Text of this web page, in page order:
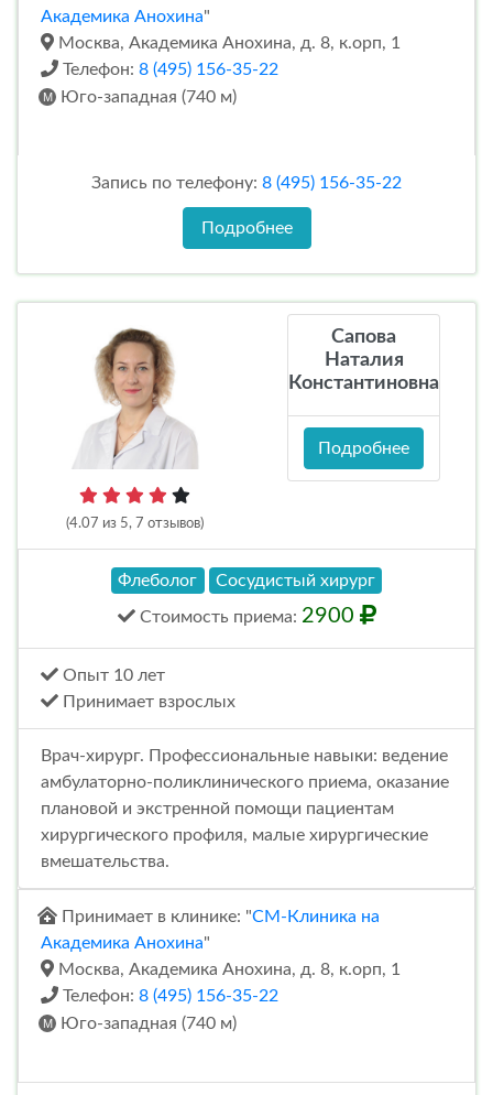
Академика Анохина"
Москва, Академика Анохина, д. 8, к.орп, 1
Телефон: 8 (495) 156-35-22
Юго-западная (740 м)
Запись по телефону: 8 (495) 156-35-22
Подробнее
(4.07 из 5, 7 отзывов)
Сапова
Наталия
Константиновна
Подробнее
Флеболог Сосудистый хирург
Стоимость приема: 2900
Опыт 10 лет
Принимает взрослых
Врач-хирург. Профессиональные навыки: ведение
амбулаторно-поликлинического приема, оказание
плановой и экстренной помощи пациентам
хирургического профиля, малые хирургические
вмешательства.
Принимает в клинике: "СМ-Клиника на
Академика Анохина"
Москва, Академика Анохина, д. 8, к.орп, 1
Телефон: 8 (495) 156-35-22
Юго-западная (740 м)